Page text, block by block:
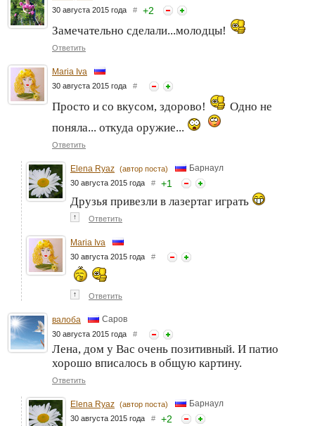
30 августа 2015 года # +2
Замечательно сделали...молодцы!
Ответить
Maria Iva
30 августа 2015 года #
Просто и со вкусом, здорово!
Одно не
поняла... откуда оружие...
Ответить
Elena Ryaz (автор поста) Барнаул
30 августа 2015 года # +1
Друзья привезли в лазертаг играть
↑ Ответить
Maria Iva
30 августа 2015 года #
↑ Ответить
валоба Саров
30 августа 2015 года #
Лена, дом у Вас очень позитивный. И патио
хорошо вписалось в общую картину.
Ответить
Elena Ryaz (автор поста) Барнаул
30 августа 2015 года # +2